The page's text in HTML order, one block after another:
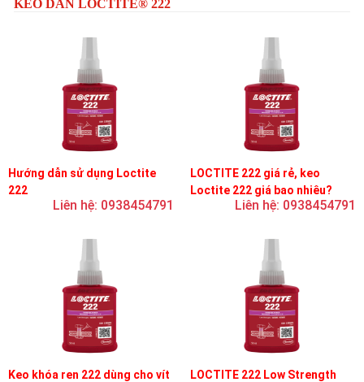
KEO DÁN LOCTITE® 222
Hướng dẫn sử dụng Loctite
222
Liên hệ: 0938454791
LOCTITE 222 giá rẻ, keo
Loctite 222 giá bao nhiêu?
Liên hệ: 0938454791
Keo khóa ren 222 dùng cho vít
LOCTITE 222 Low Strength